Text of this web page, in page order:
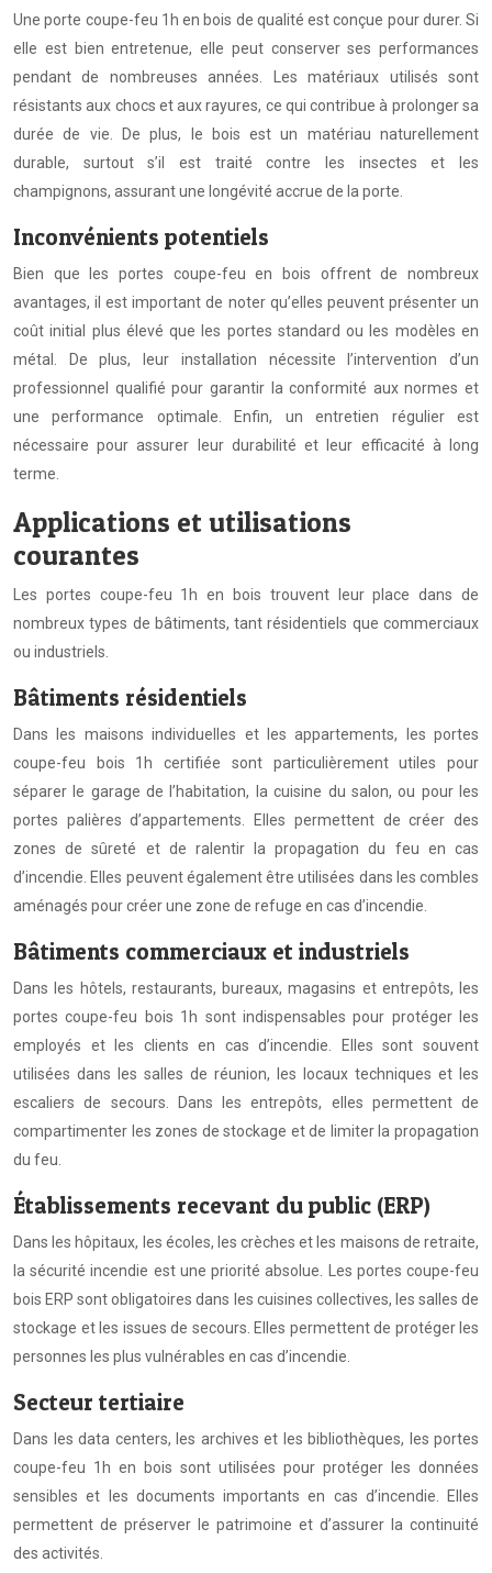
Une porte coupe-feu 1h en bois de qualité est conçue pour durer. Si
elle est bien entretenue, elle peut conserver ses performances
pendant de nombreuses années. Les matériaux utilisés sont
résistants aux chocs et aux rayures, ce qui contribue à prolonger sa
durée de vie. De plus, le bois est un matériau naturellement
durable, surtout s’il est traité contre les insectes et les
champignons, assurant une longévité accrue de la porte.
Inconvénients potentiels
Bien que les portes coupe-feu en bois offrent de nombreux
avantages, il est important de noter qu’elles peuvent présenter un
coût initial plus élevé que les portes standard ou les modèles en
métal. De plus, leur installation nécessite l’intervention d’un
professionnel qualifié pour garantir la conformité aux normes et
une performance optimale. Enfin, un entretien régulier est
nécessaire pour assurer leur durabilité et leur efficacité à long
terme.
Applications et utilisations
courantes
Les portes coupe-feu 1h en bois trouvent leur place dans de
nombreux types de bâtiments, tant résidentiels que commerciaux
ou industriels.
Bâtiments résidentiels
Dans les maisons individuelles et les appartements, les portes
coupe-feu bois 1h certifiée sont particulièrement utiles pour
séparer le garage de l’habitation, la cuisine du salon, ou pour les
portes palières d’appartements. Elles permettent de créer des
zones de sûreté et de ralentir la propagation du feu en cas
d’incendie. Elles peuvent également être utilisées dans les combles
aménagés pour créer une zone de refuge en cas d’incendie.
Bâtiments commerciaux et industriels
Dans les hôtels, restaurants, bureaux, magasins et entrepôts, les
portes coupe-feu bois 1h sont indispensables pour protéger les
employés et les clients en cas d’incendie. Elles sont souvent
utilisées dans les salles de réunion, les locaux techniques et les
escaliers de secours. Dans les entrepôts, elles permettent de
compartimenter les zones de stockage et de limiter la propagation
du feu.
Établissements recevant du public (ERP)
Dans les hôpitaux, les écoles, les crèches et les maisons de retraite,
la sécurité incendie est une priorité absolue. Les portes coupe-feu
bois ERP sont obligatoires dans les cuisines collectives, les salles de
stockage et les issues de secours. Elles permettent de protéger les
personnes les plus vulnérables en cas d’incendie.
Secteur tertiaire
Dans les data centers, les archives et les bibliothèques, les portes
coupe-feu 1h en bois sont utilisées pour protéger les données
sensibles et les documents importants en cas d’incendie. Elles
permettent de préserver le patrimoine et d’assurer la continuité
des activités.